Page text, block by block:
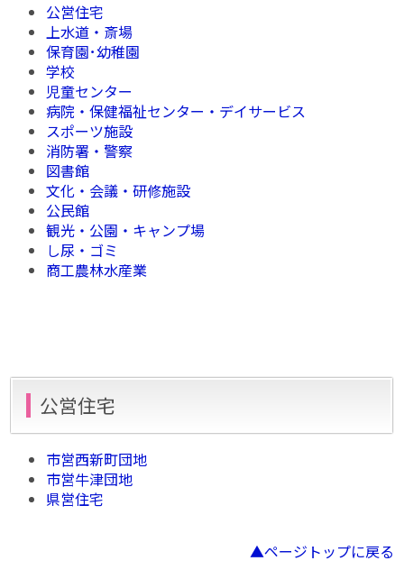
公営住宅
上水道・斎場
保育園･幼稚園
学校
児童センター
病院・保健福祉センター・デイサービス
スポーツ施設
消防署・警察
図書館
文化・会議・研修施設
公民館
観光・公園・キャンプ場
し尿・ゴミ
商工農林水産業
公営住宅
市営西新町団地
市営牛津団地
県営住宅
▲ページトップに戻る